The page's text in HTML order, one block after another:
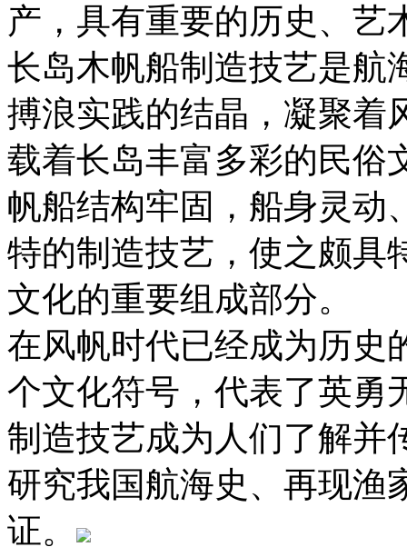
产，具有重要的历史、艺
长岛木帆船制造技艺是航
搏浪实践的结晶，凝聚着
载着长岛丰富多彩的民俗
帆船结构牢固，船身灵动
特的制造技艺，使之颇具
文化的重要组成部分。
在风帆时代已经成为历史
个文化符号，代表了英勇
制造技艺成为人们了解并
研究我国航海史、再现渔
证。